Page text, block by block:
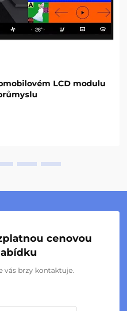
LCD modulu
cenovou
vás brzy kontaktuje.